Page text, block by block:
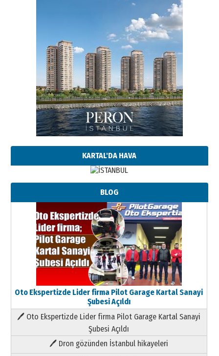
KARTAL'DA HAVA
BLOG
Oto Ekspertizde Lider firma Pilot Garage Kartal Sanayi
Şubesi Açıldı
🖊 Oto Ekspertizde Lider firma Pilot Garage Kartal Sanayi
Şubesi Açıldı
🖊 Dron gözünden İstanbul hikayeleri